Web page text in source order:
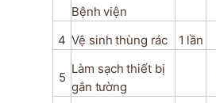
Bệnh viện
4 Vệ sinh thùng rác 1 lần
5
Làm sạch thiết bị
gắn tường